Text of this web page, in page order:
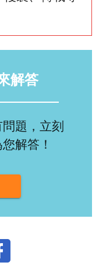
解答
題，立刻
解答！